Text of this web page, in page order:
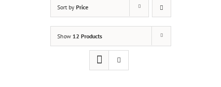
Sort by Price
Show 12 Products